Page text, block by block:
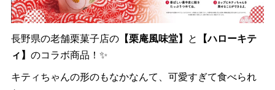
長野県の老舗栗菓子店の【栗庵風味堂】 と
【ハローキテ
ィ】 のコラボ商品！✨
キティちゃんの形のもなかなんて、可愛すぎて食べられ